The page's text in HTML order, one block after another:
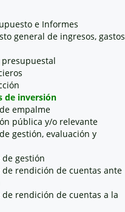
e Informes
general de ingresos, gastos
presupuestal
de inversión
empalme
pública y/o relevante
gestión, evaluación y
gestión
de rendición de cuentas ante
rendición de cuentas a la